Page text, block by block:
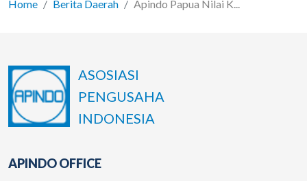
Home Berita Daerah Apindo Papua Nilai K...
ASOSIASI
PENGUSAHA
INDONESIA
APINDO OFFICE